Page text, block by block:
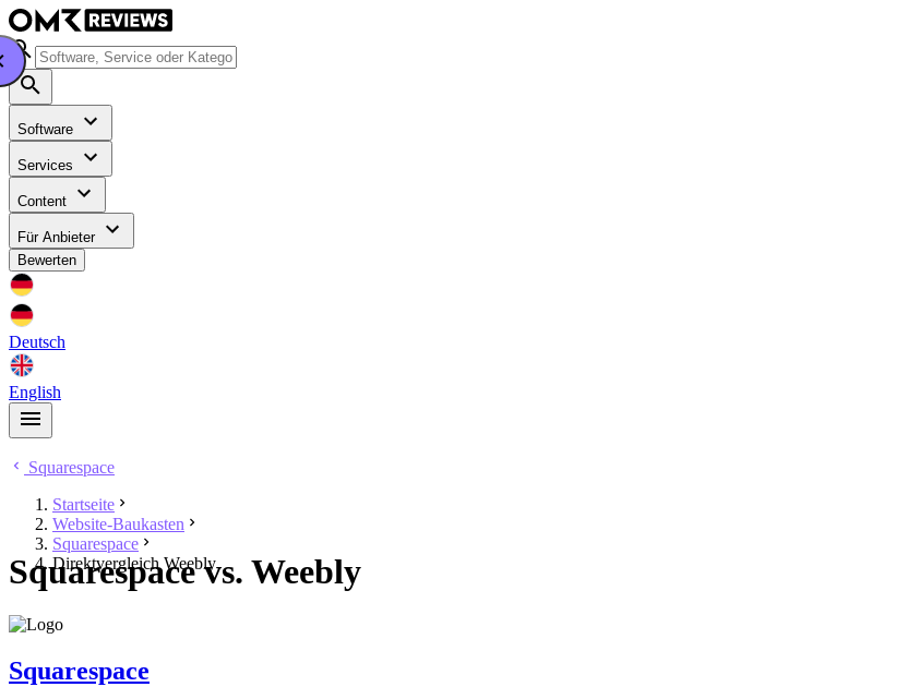
Software
Services
Content
Für Anbieter
Bewerten
Deutsch
English
Squarespace
Startseite
Website-Baukasten
Squarespace
Direktvergleich Weebly
Squarespace vs. Weebly
Squarespace